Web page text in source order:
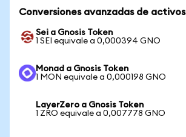
Conversiones avanzadas de activos
Sei a Gnosis Token
1 SEI equivale a 0,000394 GNO
Monad a Gnosis Token
1 MON equivale a 0,000198 GNO
LayerZero a Gnosis Token
1 ZRO equivale a 0,007778 GNO